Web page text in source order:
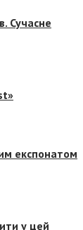
Сучасне
експонатом
у цей